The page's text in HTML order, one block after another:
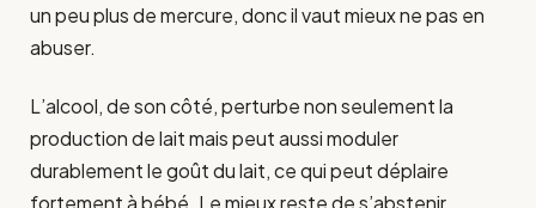
un peu plus de mercure, donc il vaut mieux ne pas en
abuser.
L’alcool, de son côté, perturbe non seulement la
production de lait mais peut aussi moduler
durablement le goût du lait, ce qui peut déplaire
fortement à bébé. Le mieux reste de s’abstenir